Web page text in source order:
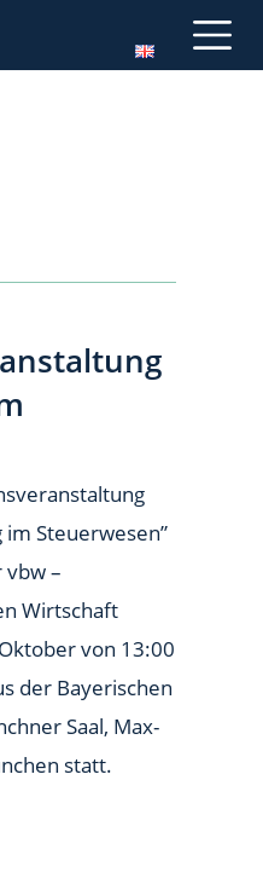
Steuerwesen”
vbw –
Wirtschaft
von 13:00
der Bayerischen
Saal, Max-
statt.